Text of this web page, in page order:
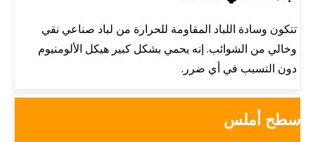
تتكون وسادة اللباد المقاومة للحرارة من لباد صناعي نقي
وخالي من الشوائب. إنه يحمي بشكل كبير هيكل الألومنيوم
دون التسبب في أي ضرر.
سطح أملس